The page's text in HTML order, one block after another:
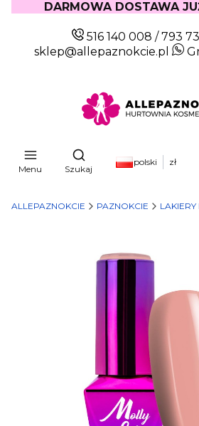
DARMOWA DOSTAWA
516 140 008 /793
sklep@allepaznokcie.pl
Menu
Otwórz wyszukiwarkę
Szukaj
polski zł
ALLEPAZNOKCIE PAZNOKCIE